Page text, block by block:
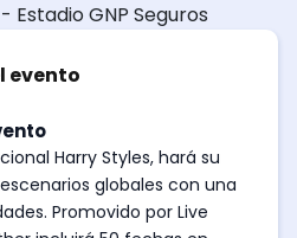
- Estadio GNP Seguros
evento
Harry Styles, hará su
globales con una
Promovido por Live